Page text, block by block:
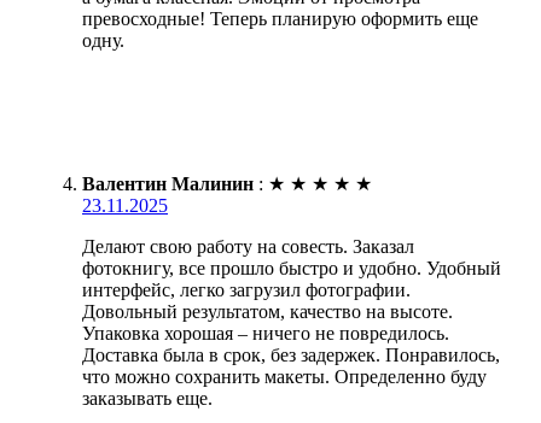
превосходные! Теперь планирую оформить еще
одну.
Валентин Малинин : ★ ★ ★ ★ ★
23.11.2025
Делают свою работу на совесть. Заказал
фотокнигу, все прошло быстро и удобно. Удобный
интерфейс, легко загрузил фотографии.
Довольный результатом, качество на высоте.
Упаковка хорошая – ничего не повредилось.
Доставка была в срок, без задержек. Понравилось,
что можно сохранить макеты. Определенно буду
заказывать еще.